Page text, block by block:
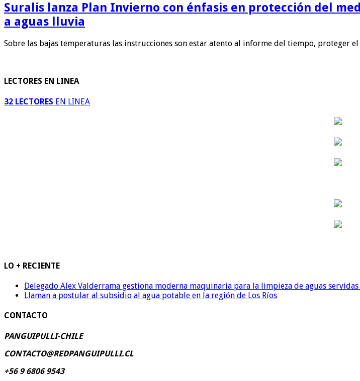
Suralis lanza Plan Invierno con énfasis en protección del
a aguas lluvia
Sobre las bajas temperaturas las instrucciones son estar atento al informe del tiempo, proteger
LECTORES EN LINEA
32 LECTORES EN LINEA
LO + RECIENTE
Delegado Alex Valderrama gestiona moderna maquinaria para la limpieza de aguas
Llaman a postular al subsidio al agua potable en la región de Los Ríos
CONTACTO
PANGUIPULLI-CHILE
CONTACTO@REDPANGUIPULLI.CL
+56 9 6806 9543